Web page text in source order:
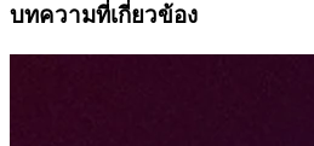
บทความที่เกี่ยวข้อง